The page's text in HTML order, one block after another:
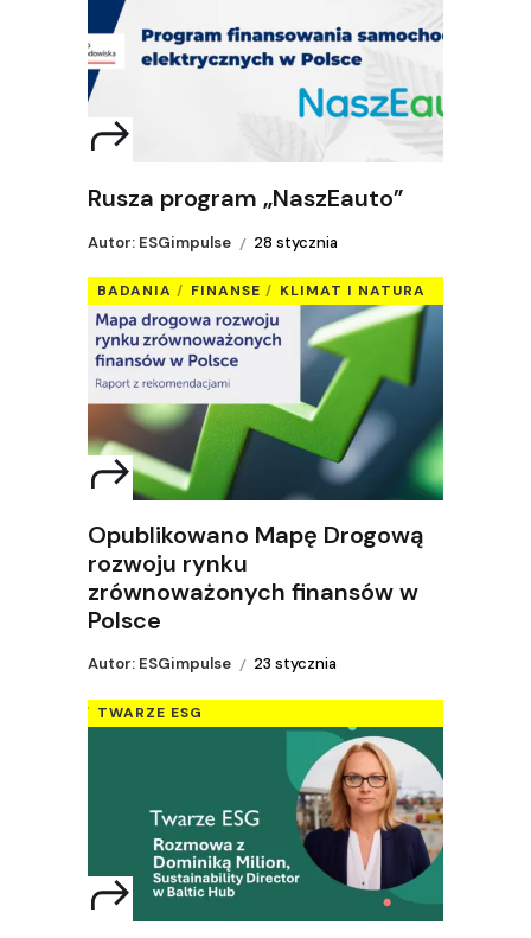
Rusza program „NaszEauto”
Autor: ESGimpulse 28 stycznia
BADANIA FINANSE KLIMAT I NATURA
Opublikowano Mapę Drogową
rozwoju rynku
zrównoważonych finansów w
Polsce
Autor: ESGimpulse 23 stycznia
TWARZE ESG